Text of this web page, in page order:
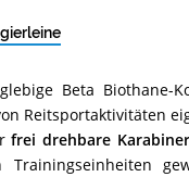
Beta Biothane-
Reitsportaktivitäten
frei drehbare
Trainingseinheiten